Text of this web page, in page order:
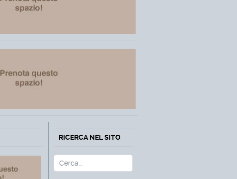
RICERCA NEL SITO
Cerca Type 2 or more characters